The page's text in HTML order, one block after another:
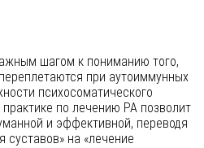
шагом к пониманию того,
при аутоиммунных
психосоматического
по лечению РА позволит
и эффективной, переводя
суставов» на «лечение